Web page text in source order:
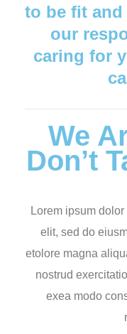
to be fit and
our
caring for
We
Don’t
Lorem ipsum
elit, sed do
etolore magna
nostrud
exea modo